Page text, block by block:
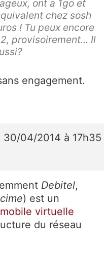
ont a 1go et
chez sosh
! Tu peux encore
provisoirement... Il
engagement.
30/04/2014 à 17h35
Debitel,
) est un
virtuelle
du réseau